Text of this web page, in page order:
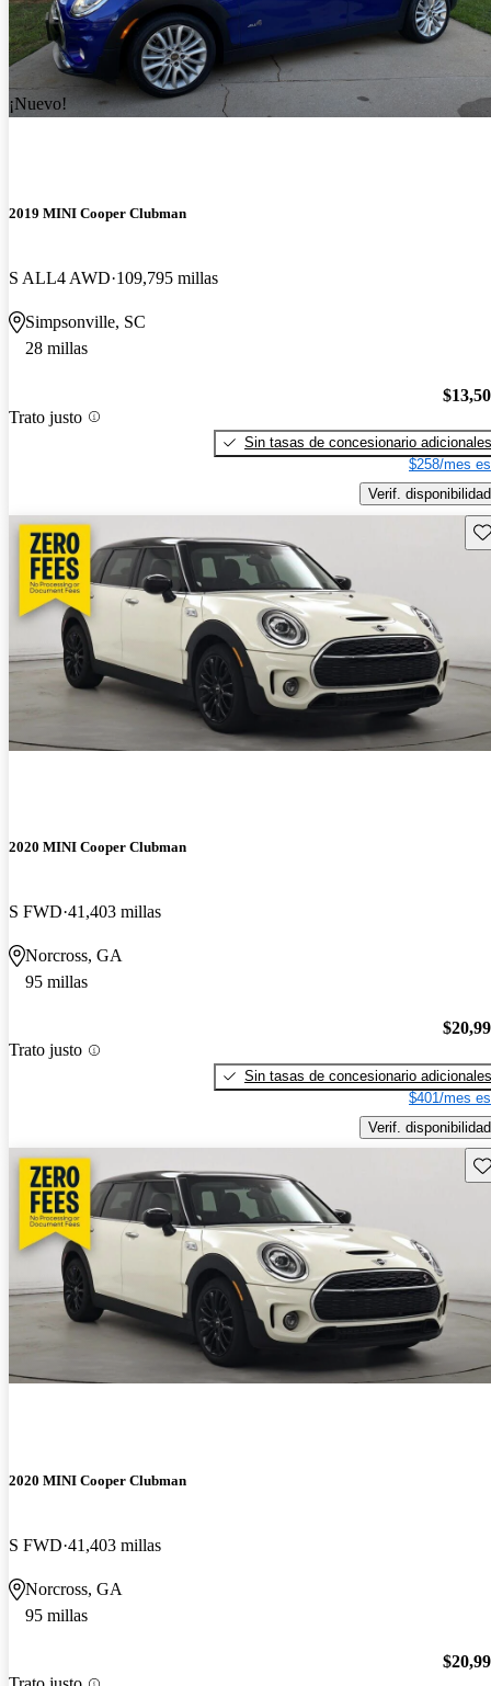
¡Nuevo!
2019 MINI Cooper Clubman
S ALL4 AWD 109,795 millas
Simpsonville, SC
28 millas
Trato justo
Sin tasas de concesionario adicionales
$258/mes
Verif. disponibilidad
2020 MINI Cooper Clubman
S FWD 41,403 millas
Norcross, GA
95 millas
Trato justo
Sin tasas de concesionario adicionales
$401/mes
Verif. disponibilidad
2020 MINI Cooper Clubman
S FWD 41,403 millas
Norcross, GA
95 millas